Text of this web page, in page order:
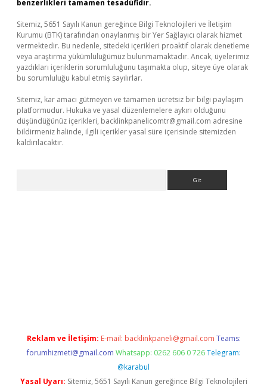
benzerlikleri tamamen tesadüfidir.
Sitemiz, 5651 Sayılı Kanun gereğince Bilgi Teknolojileri ve İletişim
Kurumu (BTK) tarafından onaylanmış bir Yer Sağlayıcı olarak hizmet
vermektedir. Bu nedenle, sitedeki içerikleri proaktif olarak denetleme
veya araştırma yükümlülüğümüz bulunmamaktadır. Ancak, üyelerimiz
yazdıkları içeriklerin sorumluluğunu taşımakta olup, siteye üye olarak
bu sorumluluğu kabul etmiş sayılırlar.
Sitemiz, kar amacı gütmeyen ve tamamen ücretsiz bir bilgi paylaşım
platformudur. Hukuka ve yasal düzenlemelere aykırı olduğunu
düşündüğünüz içerikleri, backlinkpanelicomtr@gmail.com adresine
bildirmeniz halinde, ilgili içerikler yasal süre içerisinde sitemizden
kaldırılacaktır.
Reklam ve İletişim: E-mail: backlinkpaneli@gmail.com Teams:
forumhizmeti@gmail.com Whatsapp: 0262 606 0 726 Telegram:
@karabul
Yasal Uyarı: Sitemiz, 5651 Sayılı Kanun gereğince Bilgi Teknolojileri